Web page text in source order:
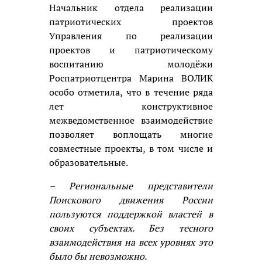
Начальник отдела реализации
патриотических проектов
Управления по реализации
проектов и патриотическому
воспитанию молодёжи
Роспатриотцентра Марина ВОЛИК
особо отметила, что в течение ряда
лет конструктивное
межведомственное взаимодействие
позволяет воплощать многие
совместные проекты, в том числе и
образовательные.
– Региональные представители
Поискового движения России
пользуются поддержкой властей в
своих субъектах. Без тесного
взаимодействия на всех уровнях это
было бы невозможно.